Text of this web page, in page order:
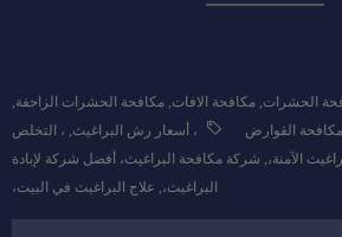
الحشرات مكافحة الافات مكافحة الحشرات الزاحفة
مكافحة القوارض ، أسعار رش البراغيث ، التخلص
الآمنة، شركة مكافحة البراغيث، أفضل شركة لإبادة
البراغيث، علاج البراغيث في البيت،